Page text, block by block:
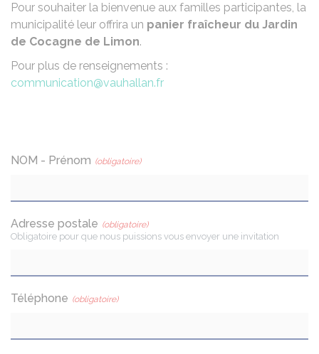
Pour souhaiter la bienvenue aux familles participantes, la
municipalité leur offrira un panier fraîcheur du Jardin
de Cocagne de Limon.
Pour plus de renseignements :
communication@vauhallan.fr
NOM - Prénom (obligatoire)
Adresse postale (obligatoire)
Obligatoire pour que nous puissions vous envoyer une invitation
Téléphone (obligatoire)